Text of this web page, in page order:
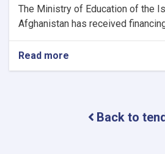
The Ministry of Education of the
Afghanistan has received
Read more
assignment
Back to